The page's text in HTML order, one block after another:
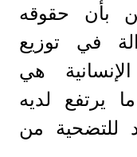
بأن حقوقه
في توزيع
هي
يرتفع لديه
للتضحية من